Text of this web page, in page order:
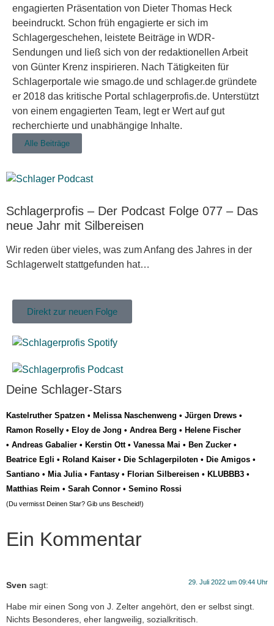
engagierten Präsentation von Dieter Thomas Heck
beeindruckt. Schon früh engagierte er sich im
Schlagergeschehen, leistete Beiträge in WDR-
Sendungen und ließ sich von der redaktionellen Arbeit
von Günter Krenz inspirieren. Nach Tätigkeiten für
Schlagerportale wie smago.de und schlager.de gründete
er 2018 das kritische Portal schlagerprofis.de. Unterstützt
von einem engagierten Team, legt er Wert auf gut
recherchierte und unabhängige Inhalte.
Alle Beiträge
Schlagerprofis – Der Podcast Folge 077 – Das
neue Jahr mit Silbereisen
Wir reden über vieles, was zum Anfang des Jahres in der
Schlagerwelt stattgefunden hat…
Direkt zur neuen Folge
Deine Schlager-Stars
Kastelruther Spatzen • Melissa Naschenweng • Jürgen Drews •
Ramon Roselly • Eloy de Jong • Andrea Berg • Helene Fischer
• Andreas Gabalier • Kerstin Ott• Vanessa Mai • Ben Zucker •
Beatrice Egli • Roland Kaiser • Die Schlagerpiloten • Die Amigos •
Santiano • Mia Julia • Fantasy • Florian Silbereisen • KLUBBB3 •
Matthias Reim • Sarah Connor • Semino Rossi
(Du vermisst Deinen Star? Gib uns Bescheid!)
Ein Kommentar
Sven sagt: 29. Juli 2022 um 09:44 Uhr
Habe mir einen Song von J. Zelter angehört, den er selbst singt.
Nichts Besonderes, eher langweilig, sozialkritisch.